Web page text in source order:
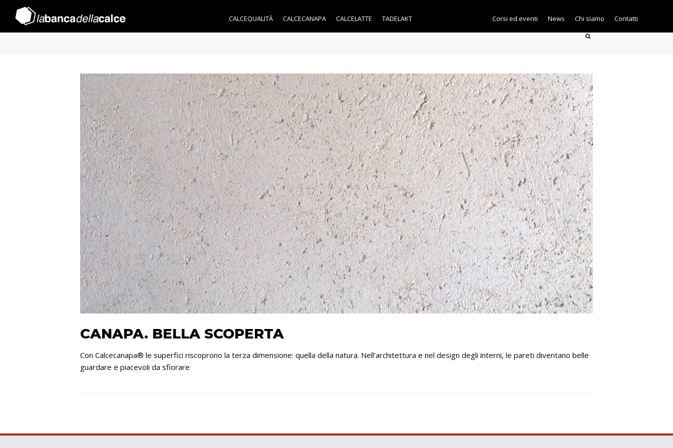
CALCEQUALITÀ CALCECANAPA CALCELATTE TADELAKT Corsi ed eventi News Chi siamo Contatti
CANAPA. BELLA SCOPERTA
Con Calcecanapa® le superfici riscoprono la terza dimensione: quella della natura. Nell'architettura e nel design degli interni, le pareti diventano belle
guardare e piacevoli da sfiorare